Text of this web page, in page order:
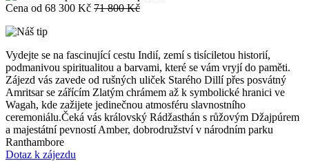
Cena od 68 300 Kč 71 800 Kč
Vydejte se na fascinující cestu Indií, zemí s tisíciletou historií,
podmanivou spiritualitou a barvami, které se vám vryjí do paměti.
Zájezd vás zavede od rušných uliček Starého Dillí přes posvátný
Amritsar se zářícím Zlatým chrámem až k symbolické hranici ve
Wagah, kde zažijete jedinečnou atmosféru slavnostního
ceremoniálu.Čeká vás královský Rádžasthán s růžovým Džajpúrem
a majestátní pevností Amber, dobrodružství v národním parku
Ranthambore
Dotaz k zájezdu